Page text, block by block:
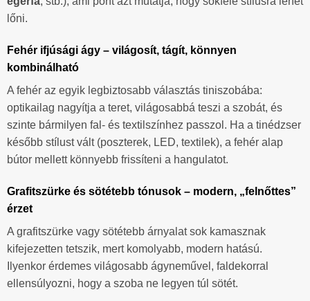
lőni.
Fehér ifjúsági ágy – világosít, tágít, könnyen
kombinálható
A fehér az egyik legbiztosabb választás tiniszobába:
optikailag nagyítja a teret, világosabbá teszi a szobát, és
szinte bármilyen fal- és textilszínhez passzol. Ha a tinédzser
később stílust vált (poszterek, LED, textilek), a fehér alap
bútor mellett könnyebb frissíteni a hangulatot.
Grafitszürke és sötétebb tónusok – modern, „felnőttes”
érzet
A grafitszürke vagy sötétebb árnyalat sok kamasznak
kifejezetten tetszik, mert komolyabb, modern hatású.
Ilyenkor érdemes világosabb ágyneművel, faldekorral
ellensúlyozni, hogy a szoba ne legyen túl sötét.